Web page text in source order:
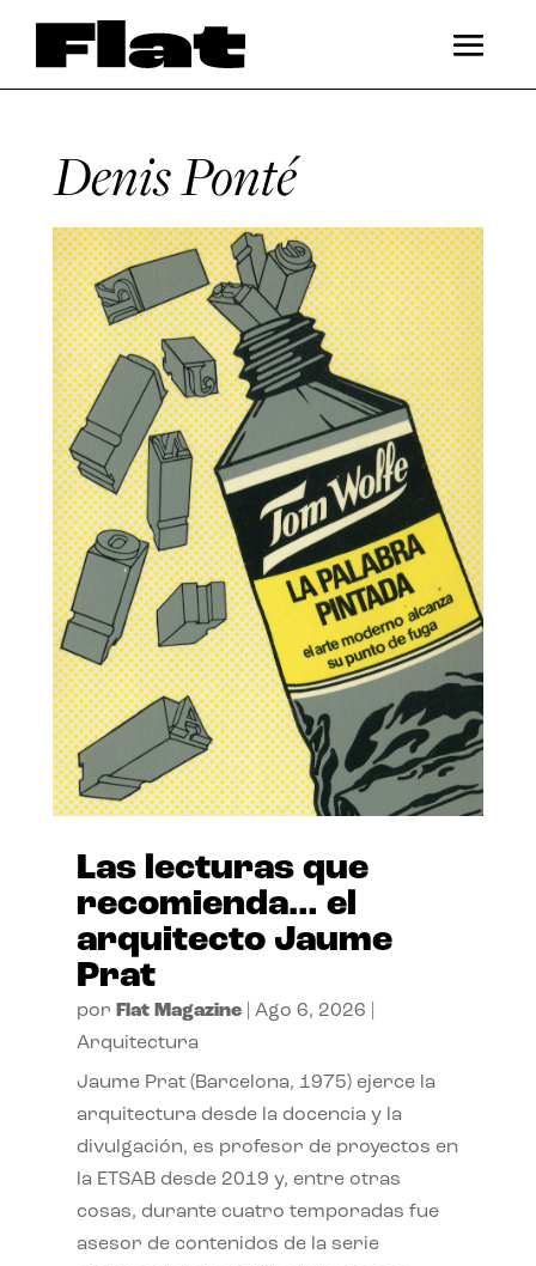
Denis Ponté
Las lecturas que
recomienda… el
arquitecto Jaume
Prat
por Flat Magazine| Ago 6, 2026
Arquitectura
Jaume Prat (Barcelona, 1975) ejerce la
arquitectura desde la docencia y la
divulgación, es profesor de proyectos en
la ETSAB desde 2019 y, entre otras
cosas, durante cuatro temporadas fue
asesor de contenidos de la serie